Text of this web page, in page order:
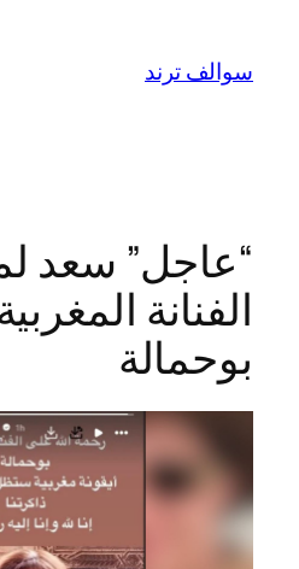
المحتوى
سوالف ترند
“عاجل” سعد
الفنانة
بوحمالة